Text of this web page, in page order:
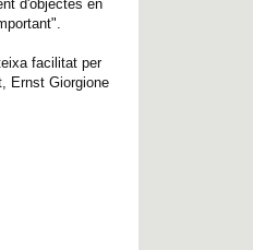
d'objectes en
facilitat per
Ernst Giorgione